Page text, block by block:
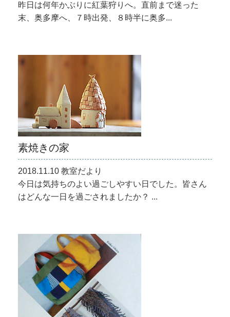
昨日は何年かぶりに紅葉狩りへ。直前まで迷った
末、奥多摩へ、７時出発、８時半に奥多...
素焼きの家
2018.11.10 教室だより
今日は気持ちのよい過ごしやすい日でした。皆さん
はどんな一日を過ごされましたか？ ...